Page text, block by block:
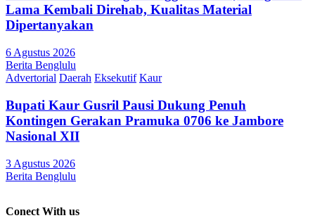
Lama Kembali Direhab, Kualitas Material
Dipertanyakan
6 Agustus 2026
Berita Benglulu
Advertorial Daerah Eksekutif Kaur
Bupati Kaur Gusril Pausi Dukung Penuh
Kontingen Gerakan Pramuka 0706 ke Jambore
Nasional XII
3 Agustus 2026
Berita Benglulu
Conect With us